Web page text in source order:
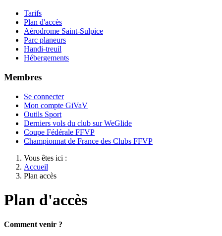
Tarifs
Plan d'accès
Aérodrome Saint-Sulpice
Parc planeurs
Handi-treuil
Hébergements
Membres
Se connecter
Mon compte GiVaV
Outils Sport
Derniers vols du club sur WeGlide
Coupe Fédérale FFVP
Championnat de France des Clubs FFVP
Vous êtes ici :
Accueil
Plan accès
Plan d'accès
Comment venir ?